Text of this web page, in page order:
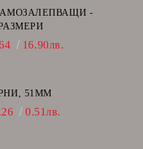
-
16.90лв.
51ММ
0.51лв.